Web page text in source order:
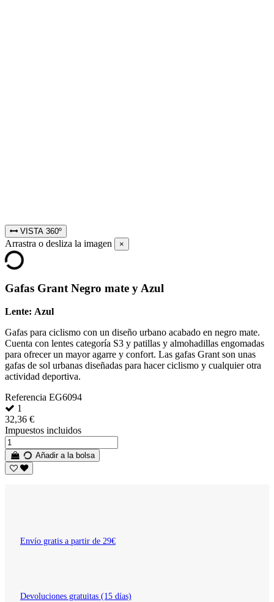
VISTA 360º
Arrastra o desliza la imagen ×
Gafas Grant Negro mate y Azul
Lente: Azul
Gafas para ciclismo con un diseño urbano acabado en negro mate.
Cuenta con lentes categoría S3 y patillas y almohadillas engomadas
para ofrecer un mayor agarre y confort. Las gafas Grant son unas
gafas de sol urbanas diseñadas para hacer ciclismo y cualquier otra
actividad deportiva.
Referencia EG6094
1
32,36 €
Impuestos incluidos
Añadir a la bolsa
Envío gratis a partir de 29€
Devoluciones gratuitas (15 días)